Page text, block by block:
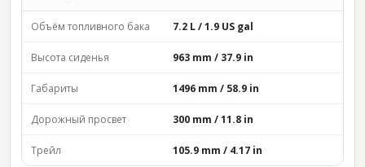
Объём топливного бака 7.2 L / 1.9 US gal
Высота сиденья 963 mm / 37.9 in
Габариты 1496 mm / 58.9 in
Дорожный просвет 300 mm / 11.8 in
Трейл 105.9 mm / 4.17 in